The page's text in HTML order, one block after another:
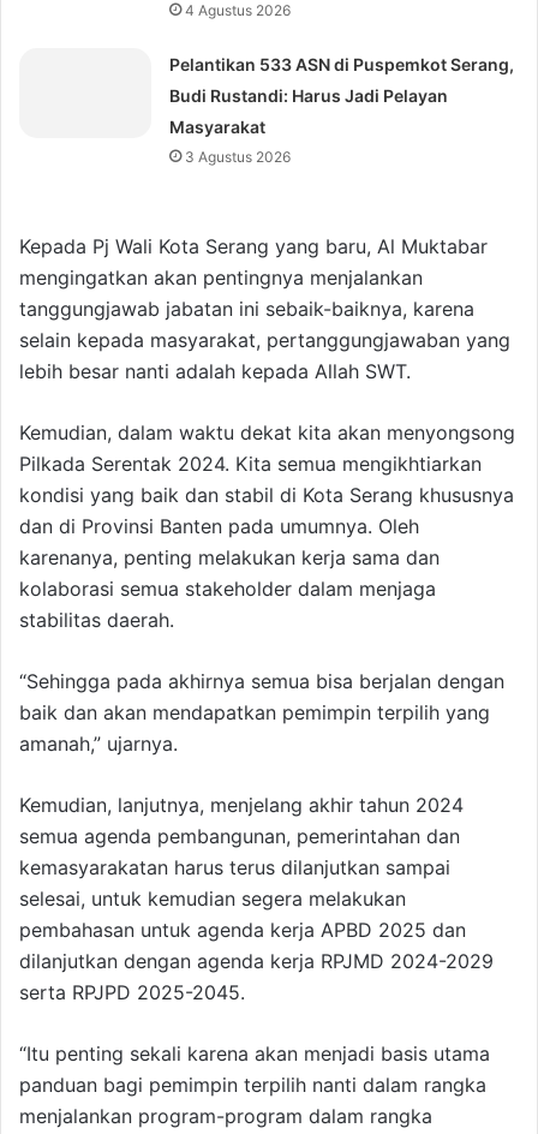
4 Agustus 2026
Pelantikan 533 ASN di Puspemkot Serang,
Budi Rustandi: Harus Jadi Pelayan
Masyarakat
3 Agustus 2026
Kepada Pj Wali Kota Serang yang baru, Al Muktabar
mengingatkan akan pentingnya menjalankan
tanggungjawab jabatan ini sebaik-baiknya, karena
selain kepada masyarakat, pertanggungjawaban yang
lebih besar nanti adalah kepada Allah SWT.
Kemudian, dalam waktu dekat kita akan menyongsong
Pilkada Serentak 2024. Kita semua mengikhtiarkan
kondisi yang baik dan stabil di Kota Serang khususnya
dan di Provinsi Banten pada umumnya. Oleh
karenanya, penting melakukan kerja sama dan
kolaborasi semua stakeholder dalam menjaga
stabilitas daerah.
“Sehingga pada akhirnya semua bisa berjalan dengan
baik dan akan mendapatkan pemimpin terpilih yang
amanah,” ujarnya.
Kemudian, lanjutnya, menjelang akhir tahun 2024
semua agenda pembangunan, pemerintahan dan
kemasyarakatan harus terus dilanjutkan sampai
selesai, untuk kemudian segera melakukan
pembahasan untuk agenda kerja APBD 2025 dan
dilanjutkan dengan agenda kerja RPJMD 2024-2029
serta RPJPD 2025-2045.
“Itu penting sekali karena akan menjadi basis utama
panduan bagi pemimpin terpilih nanti dalam rangka
menjalankan program-program dalam rangka